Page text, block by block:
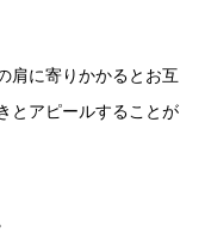
肩に寄りかかるとお互
とアピールすることが